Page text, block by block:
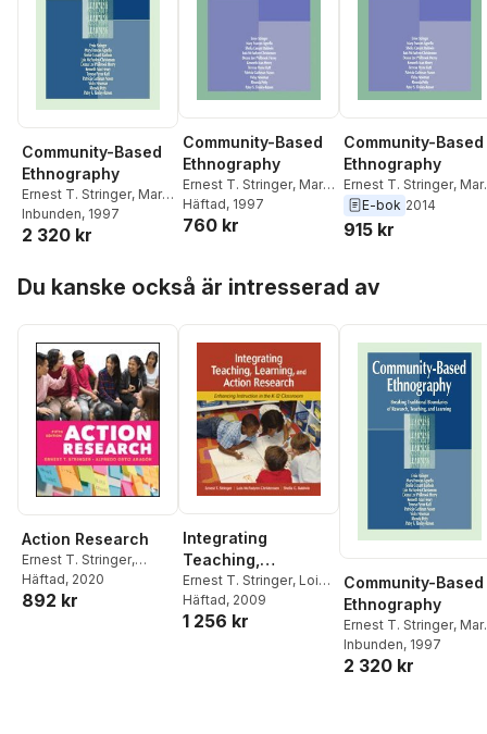
Community-Based
Ethnography
Ernest T. Stringer, Mary
Frances Agnello
Conant Baldwin
Inbunden, 1997
2 320 kr
Community-Based
Ethnography
Ernest T. Stringer, Mary
Frances Agnello
Conant Baldwin
Häftad, 1997
760 kr
Community-Based
Ethnography
Ernest T. Stringer,
Frances Agnello
Conant Baldwin
E-bok 2014
915 kr
Du kanske också är intresserad av
Action Research
Ernest T. Stringer,
Alfredo Ortiz Aragón
Häftad, 2020
892 kr
Integrating
Teaching,
Learning, and
Action Research
Ernest T. Stringer, Lois
McFadyen Christensen
Shelia C. Baldwin
Häftad, 2009
1 256 kr
Community-Based
Ethnography
Ernest T. Stringer,
Frances Agnello
Conant Baldwin
Inbunden, 1997
2 320 kr